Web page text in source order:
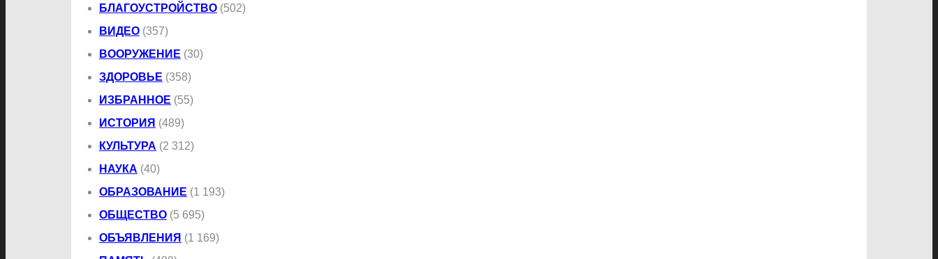
БЛАГОУСТРОЙСТВО (502)
ВИДЕО (357)
ВООРУЖЕНИЕ (30)
ЗДОРОВЬЕ (358)
ИЗБРАННОЕ (55)
ИСТОРИЯ (489)
КУЛЬТУРА (2 312)
НАУКА (40)
ОБРАЗОВАНИЕ (1 193)
ОБЩЕСТВО (5 695)
ОБЪЯВЛЕНИЯ (1 169)